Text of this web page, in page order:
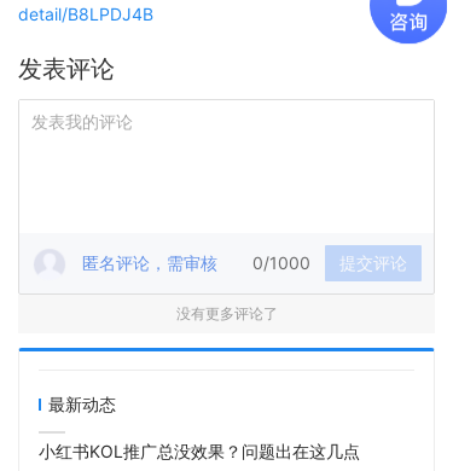
detail/B8LPDJ4B
发表评论
匿名评论，需审核 0/1000 提交评论
没有更多评论了
最新动态
小红书KOL推广总没效果？问题出在这几点